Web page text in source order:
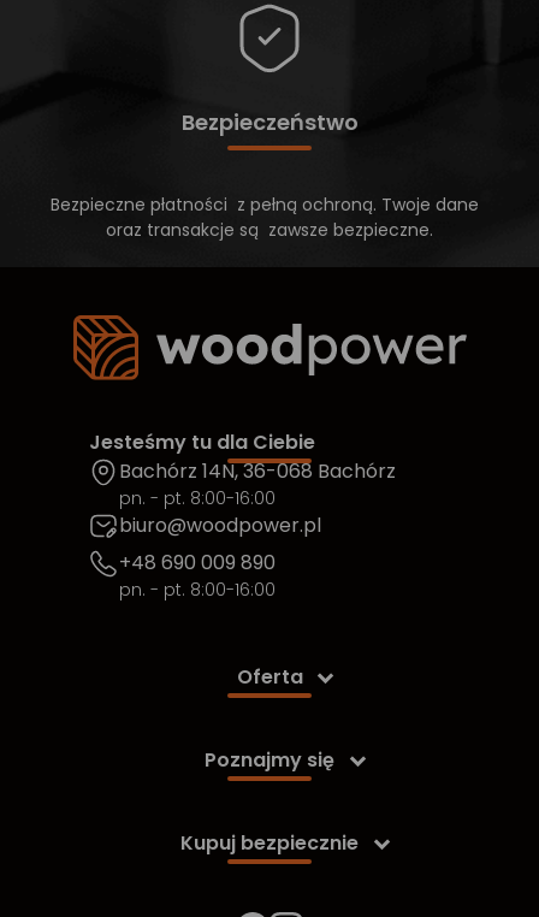
Bezpieczeństwo
Bezpieczne płatności z pełną ochroną. Twoje dane
oraz transakcje są zawsze bezpieczne.
Jesteśmy tu dla Ciebie
Bachórz 14N, 36-068 Bachórz
pn. - pt. 8:00-16:00
biuro@woodpower.pl
+48 690 009 890
pn. - pt. 8:00-16:00
Oferta 
Poznajmy się 
Kupuj bezpiecznie 